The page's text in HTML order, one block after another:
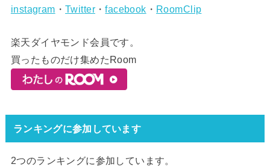
instagram ・Twitter・facebook ・ RoomClip
楽天ダイヤモンド会員です。
買ったものだけ集めたRoom
ランキングに参加しています
2つのランキングに参加しています。